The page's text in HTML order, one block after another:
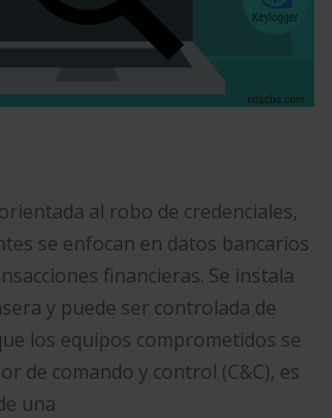
al robo de credenciales,
se enfocan en datos bancarios
financieras. Se instala
y puede ser controlada de
los equipos comprometidos se
de comando y control (C&C), es
una